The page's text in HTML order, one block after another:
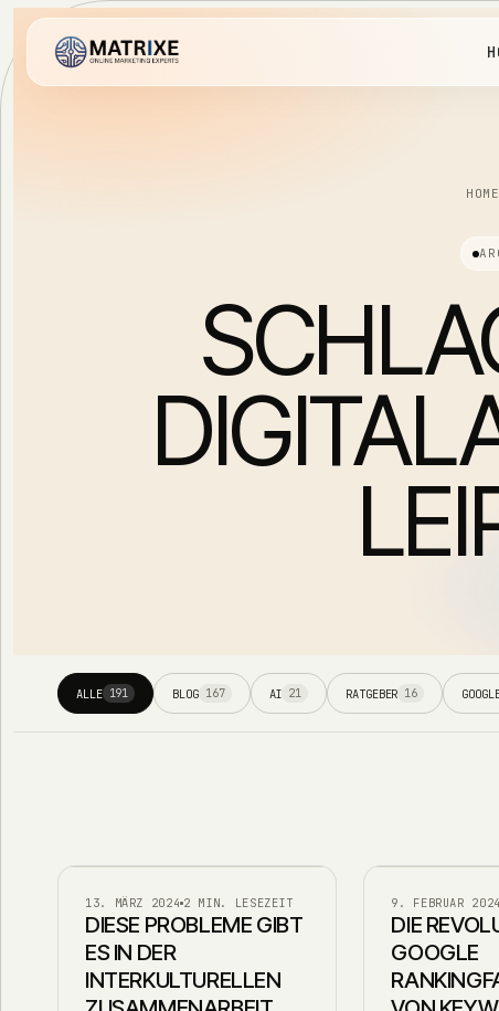
HOME
ALLE 191 BLOG 167 AI 21 RATGEBER 16
BLOG
13. MÄRZ 2024 2 MIN. LESEZEIT
DIESE PROBLEME GIBT
ES IN DER
INTERKULTURELLEN
BLOG
9. FEBRUAR 2024
DIE
GOOGLE